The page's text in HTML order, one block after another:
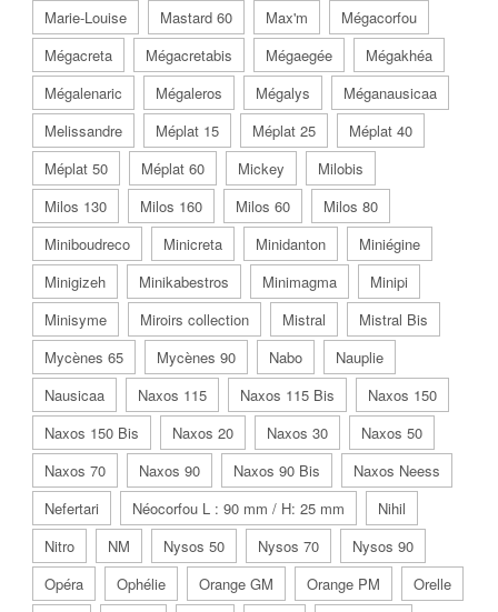
Marie-Louise
Mastard 60 Max'm
Mégacorfou
Mégacreta
Mégacretabis Mégaegée
Mégakhéa
Mégalenaric
Mégaleros Mégalys
Méganausicaa
Melissandre
Méplat 15 Méplat 25
Méplat 40
Méplat 50
Méplat 60 Mickey
Milobis
Milos 130
Milos 160 Milos 60
Milos 80
Miniboudreco
Minicreta Minidanton
Miniégine
Minigizeh
Minikabestros Minimagma
Minipi
Minisyme
Miroirs collection Mistral
Mistral Bis
Mycènes 65
Mycènes 90 Nabo
Nauplie
Nausicaa
Naxos 115 Naxos 115 Bis
Naxos 150
Naxos 150 Bis
Naxos 20 Naxos 30
Naxos 50
Naxos 70
Naxos 90 Naxos 90 Bis
Naxos Neess
Nefertari
Néocorfou L : 90 mm / H: 25 mm
Nihil
Nitro
NM Nysos 50 Nysos 70
Nysos 90
Opéra
Ophélie Orange GM Orange PM
Orelle